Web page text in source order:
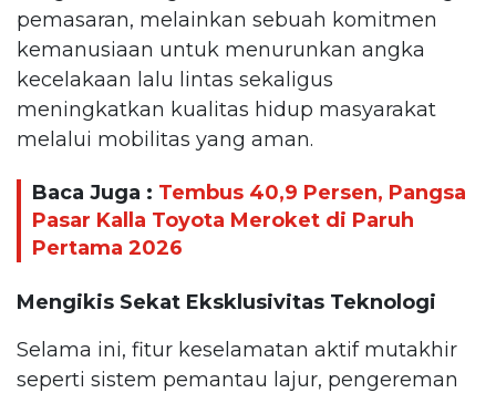
pemasaran, melainkan sebuah komitmen
kemanusiaan untuk menurunkan angka
kecelakaan lalu lintas sekaligus
meningkatkan kualitas hidup masyarakat
melalui mobilitas yang aman.
Baca Juga : Tembus 40,9 Persen, Pangsa
Pasar Kalla Toyota Meroket di Paruh
Pertama 2026
Mengikis Sekat Eksklusivitas Teknologi
Selama ini, fitur keselamatan aktif mutakhir
seperti sistem pemantau lajur, pengereman